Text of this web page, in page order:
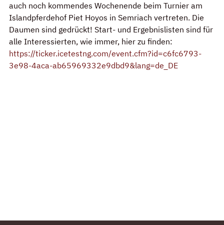
auch noch kommendes Wochenende beim Turnier am
Islandpferdehof Piet Hoyos in Semriach vertreten. Die
Daumen sind gedrückt! Start- und Ergebnislisten sind für
alle Interessierten, wie immer, hier zu finden:
https://ticker.icetestng.com/event.cfm?id=c6fc6793-
3e98-4aca-ab65969332e9dbd9&lang=de_DE